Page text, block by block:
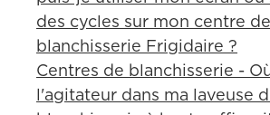
des cycles sur mon centre de
blanchisserie Frigidaire ?
Centres de blanchisserie -
l'agitateur dans ma laveuse